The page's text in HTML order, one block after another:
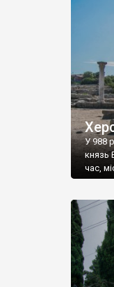
У 988
князь
час,